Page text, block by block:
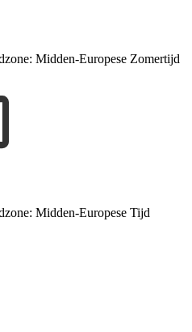
Midden-Europese Zomertijd
Midden-Europese Tijd